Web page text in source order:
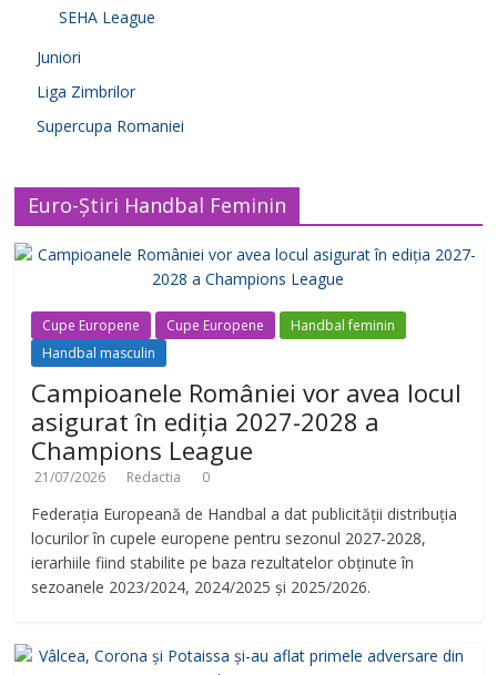
SEHA League
Juniori
Liga Zimbrilor
Supercupa Romaniei
Euro-Știri Handbal Feminin
Cupe Europene Cupe Europene
Handbal feminin
Handbal masculin
Campioanele României vor avea locul
asigurat în ediția 2027-2028 a
Champions League
21/07/2026 Redactia 0
Federația Europeană de Handbal a dat publicității distribuția
locurilor în cupele europene pentru sezonul 2027-2028,
ierarhiile fiind stabilite pe baza rezultatelor obținute în
sezoanele 2023/2024, 2024/2025 și 2025/2026.